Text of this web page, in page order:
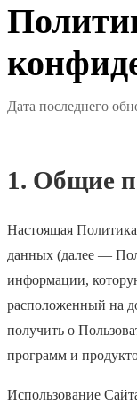
Дата последнего
1. Общие
Настоящая
данных (далее —
информации,
расположенный на
получить о
программ и
Использование